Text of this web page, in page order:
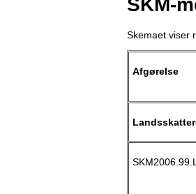
SKM-
Skemaet viser
Afgørelse